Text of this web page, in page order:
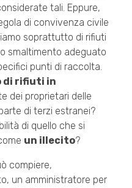
tali. Eppure,
di convivenza civile
soprattutto di rifiuti
smaltimento adeguato
punti di raccolta.
di rifiuti in
dei proprietari delle
di terzi estranei?
di quello che si
un illecito?
compiere,
un amministratore per